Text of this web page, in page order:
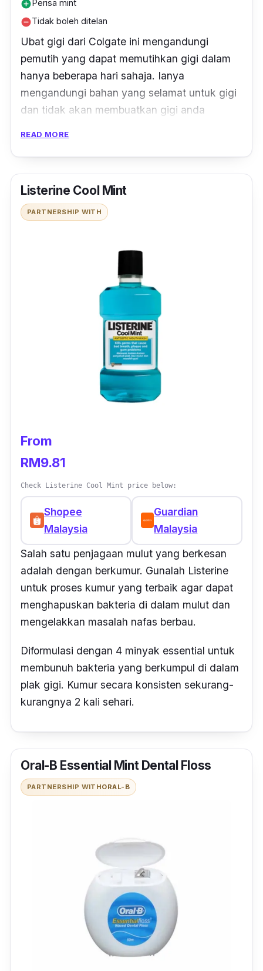
add_circle Perisa mint
remove_circleTidak boleh ditelan
Ubat gigi dari Colgate ini mengandungi
pemutih yang dapat memutihkan gigi dalam
hanya beberapa hari sahaja. Ianya
mengandungi bahan yang selamat untuk gigi
dan tidak akan membuatkan gigi anda
Partikel micro-crystal yang terdapat di dalam
ubat gigi ini dapat memutihkan permukaan
gigi. Tiada lagi masalah untuk senyum
dengan penuh keyakinan!
READ MORE
Listerine Cool Mint
PARTNERSHIP WITH
From
RM9.81
Check Listerine Cool Mint price below:
Shopee
Malaysia
Guardian
Malaysia
Salah satu penjagaan mulut yang berkesan
adalah dengan berkumur. Gunalah Listerine
untuk proses kumur yang terbaik agar dapat
menghapuskan bakteria di dalam mulut dan
mengelakkan masalah nafas berbau.
Diformulasi dengan 4 minyak essential untuk
membunuh bakteria yang berkumpul di dalam
plak gigi. Kumur secara konsisten sekurang-
kurangnya 2 kali sehari.
Oral-B Essential Mint Dental Floss
PARTNERSHIP WITHORAL-B